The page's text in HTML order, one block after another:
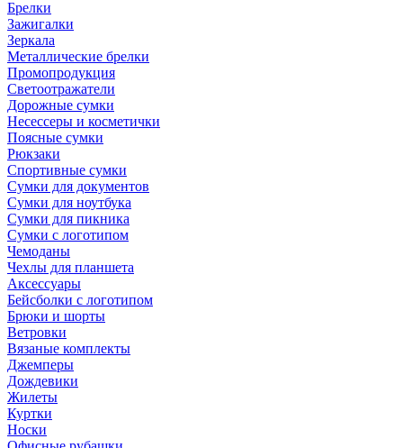
Брелки
Зажигалки
Зеркала
Металлические брелки
Промопродукция
Светоотражатели
Дорожные сумки
Несессеры и косметички
Поясные сумки
Рюкзаки
Спортивные сумки
Сумки для документов
Сумки для ноутбука
Сумки для пикника
Сумки с логотипом
Чемоданы
Чехлы для планшета
Аксессуары
Бейсболки с логотипом
Брюки и шорты
Ветровки
Вязаные комплекты
Джемперы
Дождевики
Жилеты
Куртки
Носки